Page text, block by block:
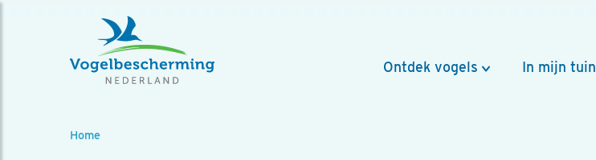
Ontdek vogels In mijn tuin
Home